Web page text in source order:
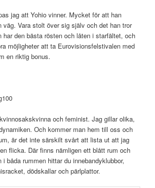
jag att Yohio vinner. Mycket för att han
väg. Vara stolt över sig själv och det han tror
har den bästa rösten och låten i starfältet, och
möjligheter att ta Eurovisionsfelstivalen med
en riktig bonus.
och feminist. Jag gillar olika,
Och kommer man hem till oss och
är det inte särskilt svårt att lista ut att jag
flicka. Där finns nämligen ett blått rum och
båda rummen hittar du innebandyklubbor,
dödskallar och pärlplattor.